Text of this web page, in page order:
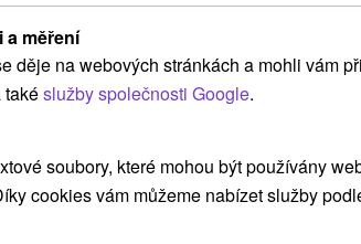
a měření
děje na webových stránkách a mohli vám
takéslužby společnosti Google.
soubory, které mohou být používány
cookies vám můžeme nabízet služby